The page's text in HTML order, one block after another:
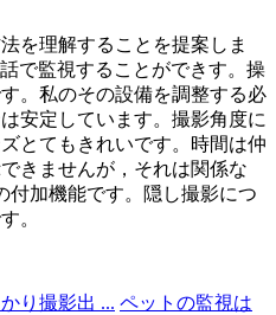
を理解することを提案しま
で監視することができす。操
。私のその設備を調整する必
安定しています。撮影角度に
とてもきれいです。時間は仲
きませんが，それは関係な
付加機能です。隠し撮影につ
。
り撮影出 ... ペットの監視は